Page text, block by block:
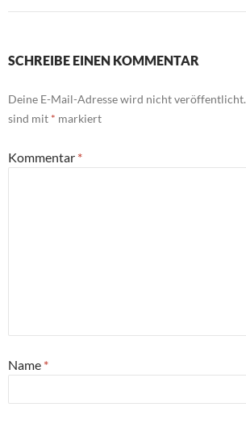
SCHREIBE EINEN KOMMENTAR
Deine E-Mail-Adresse wird nicht veröffentlicht.
sind mit * markiert
Kommentar *
Name *